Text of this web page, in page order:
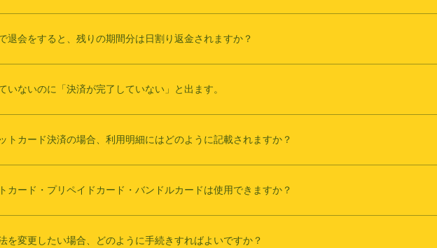
退会をすると、残りの期間分は日割り返金されますか？
いないのに「決済が完了していない」と出ます。
トカード決済の場合、利用明細にはどのように記載されますか？
カード・プリペイドカード・バンドルカードは使用できますか？
を変更したい場合、どのように手続きすればよいですか？